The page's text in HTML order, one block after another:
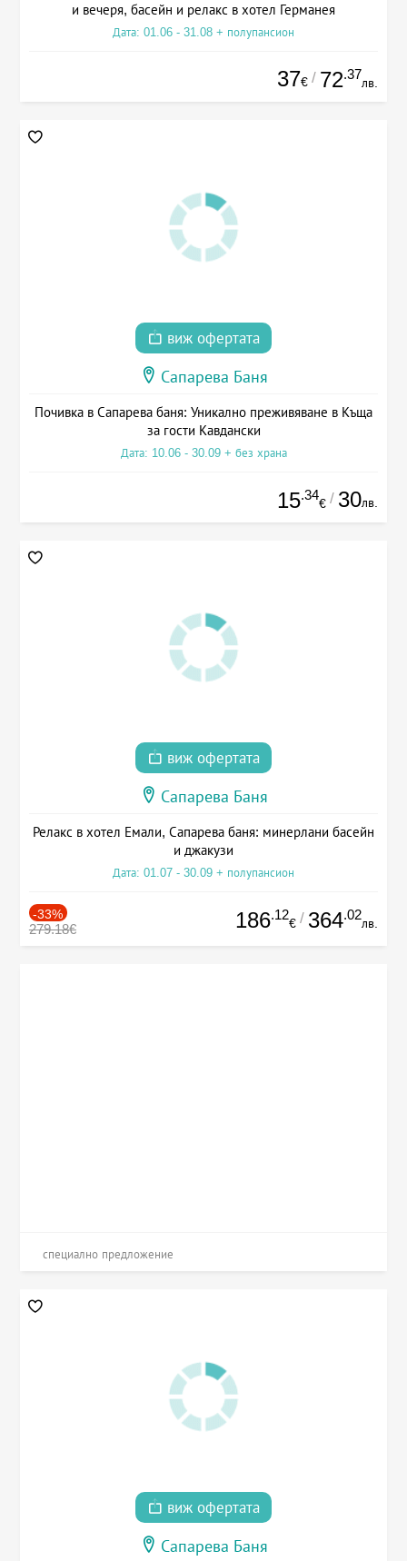
и вечеря, басейн и релакс в хотел Германея
Дата: 01.06 - 31.08 + полупансион
37€ / 72.37
лв.
виж офертата
Сапарева Баня
Почивка в Сапарева баня: Уникално преживяване в Къща
за гости Кавдански
Дата: 10.06 - 30.09 + без храна
15.34
€ / 30лв.
виж офертата
Сапарева Баня
Релакс в хотел Емали, Сапарева баня: минерлани басейн
и джакузи
Дата: 01.07 - 30.09 + полупансион
-33%
279.18€ 186.12
€ / 364.02
лв.
специално предложение
виж офертата
Сапарева Баня